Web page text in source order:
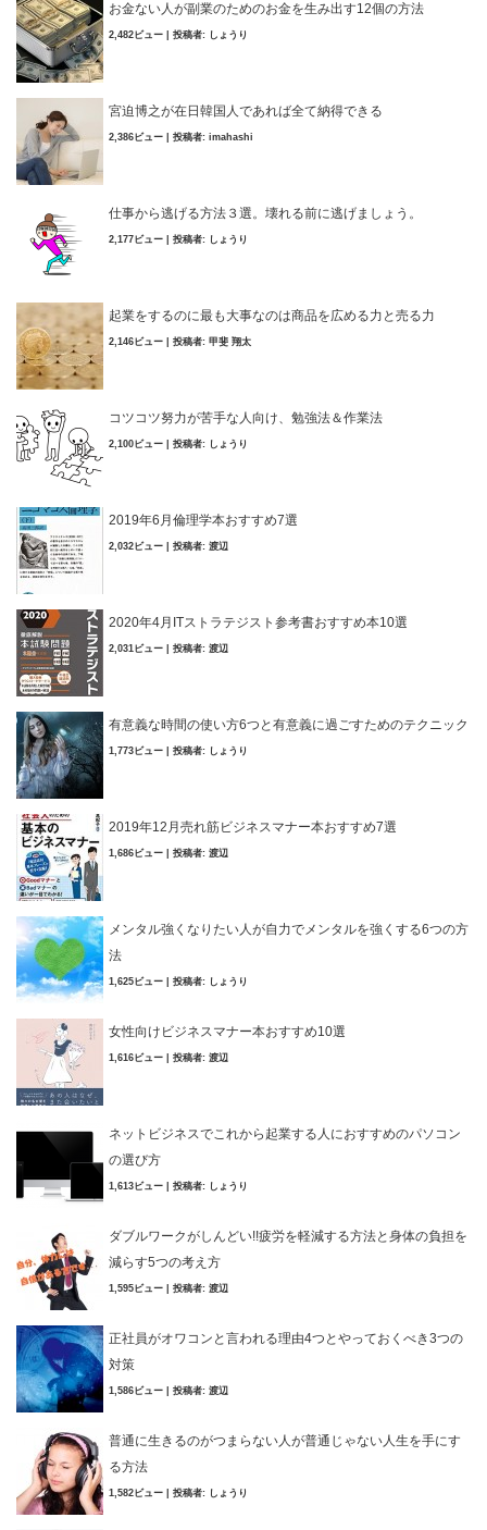
お金ない人が副業のためのお金を生み出す12個の方法
2,482ビュー 投稿者: しょうり
宮迫博之が在日韓国人であれば全て納得できる
2,386ビュー 投稿者: imahashi
仕事から逃げる方法３選。壊れる前に逃げましょう。
2,177ビュー 投稿者: しょうり
起業をするのに最も大事なのは商品を広める力と売る力
2,146ビュー 投稿者: 甲斐 翔太
コツコツ努力が苦手な人向け、勉強法＆作業法
2,100ビュー 投稿者: しょうり
2019年6月倫理学本おすすめ7選
2,032ビュー 投稿者: 渡辺
2020年4月ITストラテジスト参考書おすすめ本10選
2,031ビュー 投稿者: 渡辺
有意義な時間の使い方6つと有意義に過ごすためのテクニック
1,773ビュー 投稿者: しょうり
2019年12月売れ筋ビジネスマナー本おすすめ7選
1,686ビュー 投稿者: 渡辺
メンタル強くなりたい人が自力でメンタルを強くする6つの方
法
1,625ビュー 投稿者: しょうり
女性向けビジネスマナー本おすすめ10選
1,616ビュー 投稿者: 渡辺
ネットビジネスでこれから起業する人におすすめのパソコン
の選び方
1,613ビュー 投稿者: しょうり
ダブルワークがしんどい!!疲労を軽減する方法と身体の負担を
減らす5つの考え方
1,595ビュー 投稿者: 渡辺
正社員がオワコンと言われる理由4つとやっておくべき3つの
対策
1,586ビュー 投稿者: 渡辺
普通に生きるのがつまらない人が普通じゃない人生を手にす
る方法
1,582ビュー 投稿者: しょうり